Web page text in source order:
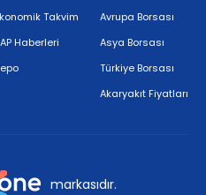
Takvim
Haberleri
Avrupa Borsası
Asya Borsası
Türkiye Borsası
Akaryakıt Fiyatları
markasıdır.